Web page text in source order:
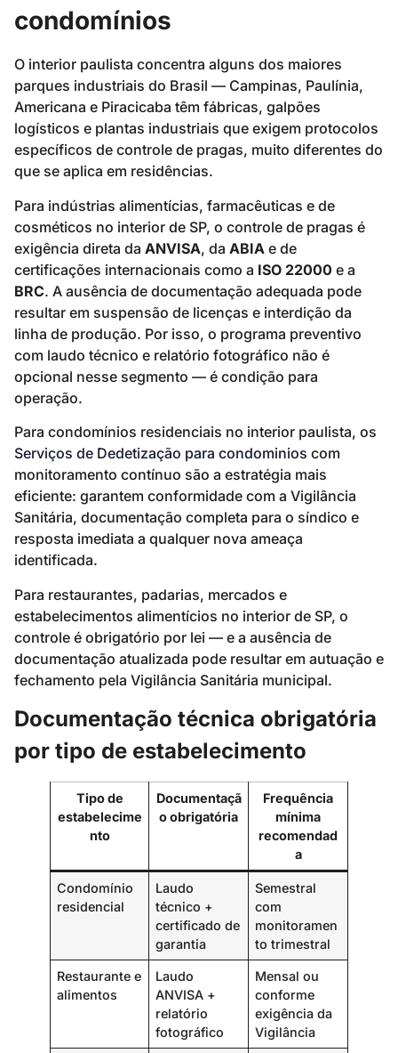
condomínios
O interior paulista concentra alguns dos maiores
parques industriais do Brasil — Campinas, Paulínia,
Americana e Piracicaba têm fábricas, galpões
logísticos e plantas industriais que exigem protocolos
específicos de controle de pragas, muito diferentes do
que se aplica em residências.
Para indústrias alimentícias, farmacêuticas e de
cosméticos no interior de SP, o controle de pragas é
exigência direta da ANVISA, da ABIA e de
certificações internacionais como a ISO 22000 e a
BRC. A ausência de documentação adequada pode
resultar em suspensão de licenças e interdição da
linha de produção. Por isso, o programa preventivo
com laudo técnico e relatório fotográfico não é
opcional nesse segmento — é condição para
operação.
Para condomínios residenciais no interior paulista, os
Serviços de Dedetização para condominios com
monitoramento contínuo são a estratégia mais
eficiente: garantem conformidade com a Vigilância
Sanitária, documentação completa para o síndico e
resposta imediata a qualquer nova ameaça
identificada.
Para restaurantes, padarias, mercados e
estabelecimentos alimentícios no interior de SP, o
controle é obrigatório por lei — e a ausência de
documentação atualizada pode resultar em autuação e
fechamento pela Vigilância Sanitária municipal.
Documentação técnica obrigatória
por tipo de estabelecimento
Tipo de
estabelecime
nto
Documentaçã
o obrigatória
Frequência
mínima
recomendad
a
Condomínio
residencial
Laudo
técnico +
certificado de
garantia
Semestral
com
monitoramen
to trimestral
Restaurante e
alimentos
Laudo
ANVISA +
relatório
fotográfico
Mensal ou
conforme
exigência da
Vigilância